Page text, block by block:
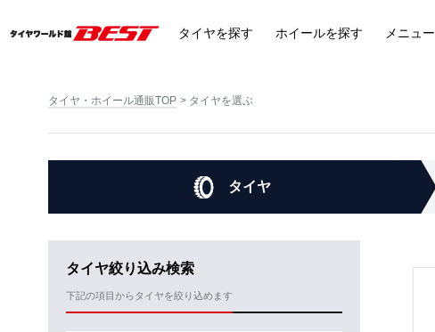
タイヤを探す ホイールを探す メニュー
タイヤ・ホイール通販TOP タイヤを選ぶ
タイヤ
タイヤ絞り込み検索
下記の項目からタイヤを絞り込めます